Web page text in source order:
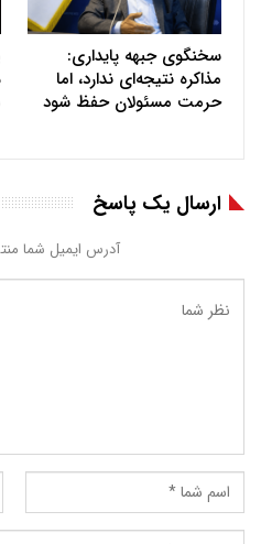
سخنگوی جبهه پایداری:
مذاکره نتیجه‌ای ندارد، اما
حرمت مسئولان حفظ شود
ارسال یک پاسخ
آدرس ایمیل شما